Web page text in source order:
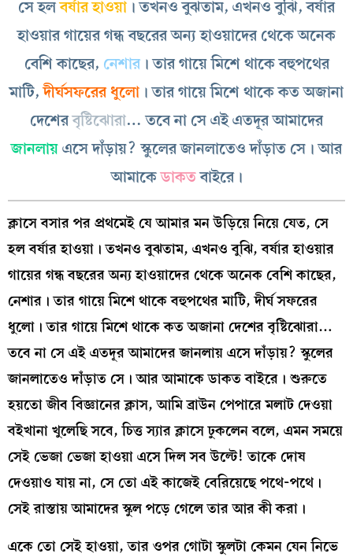
সে হলবর্ষার হাওয়া। তখনও বুঝতাম, এখনও বুঝি, বর্ষার
হাওয়ার গায়ের গন্ধ বছরের অন্য হাওয়াদের থেকে অনেক
বেশি কাছের, নেশার। তার গায়ে মিশে থাকে বহুপথের
মাটি,দীর্ঘসফরের ধুলো। তার গায়ে মিশে থাকে কত অজানা
দেশেরবৃষ্টিঝোরা… তবে না সে এই এতদূর আমাদের
জানলায়এসে দাঁড়ায়? স্কুলের জানলাতেও দাঁড়াত সে। আর
আমাকেডাকতবাইরে।
ক্লাসে বসার পর প্রথমেই যে আমার মন উড়িয়ে নিয়ে যেত, সে
হল বর্ষার হাওয়া। তখনও বুঝতাম, এখনও বুঝি, বর্ষার হাওয়ার
গায়ের গন্ধ বছরের অন্য হাওয়াদের থেকে অনেক বেশি কাছের,
নেশার। তার গায়ে মিশে থাকে বহুপথের মাটি, দীর্ঘ সফরের
ধুলো। তার গায়ে মিশে থাকে কত অজানা দেশের বৃষ্টিঝোরা…
তবে না সে এই এতদূর আমাদের জানলায় এসে দাঁড়ায়? স্কুলের
জানলাতেও দাঁড়াত সে। আর আমাকে ডাকত বাইরে। শুরুতে
হয়তো জীব বিজ্ঞানের ক্লাস, আমি ব্রাউন পেপারে মলাট দেওয়া
বইখানা খুলেছি সবে, চিত্ত স্যার ক্লাসে ঢুকলেন বলে, এমন সময়ে
সেই ভেজা ভেজা হাওয়া এসে দিল সব উল্টে! তাকে দোষ
দেওয়াও যায় না, সে তো এই কাজেই বেরিয়েছে পথে-পথে।
সেই রাস্তায় আমাদের স্কুল পড়ে গেলে তার আর কী করা।
একে তো সেই হাওয়া, তার ওপর গোটা স্কুলটা কেমন যেন নিভে